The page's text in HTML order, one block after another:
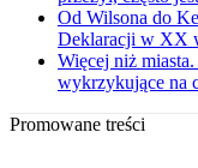
Od Wilsona do
Deklaracji w XX
Więcej niż
wykrzykujące na
Promowane treści